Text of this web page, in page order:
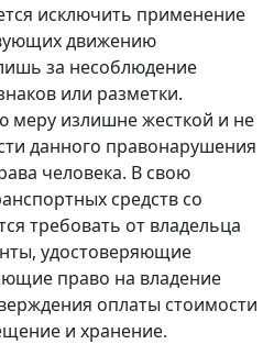
исключить применение
движению
за несоблюдение
или разметки.
меру излишне жесткой и не
данного правонарушения
человека. В свою
средств со
требовать от владельца
удостоверяющие
право на владение
оплаты стоимости
и хранение.